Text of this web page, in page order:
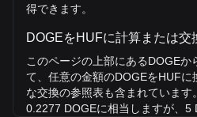
得できます。
DOGEをHUFに計算または交
このページの上部にあるDOGEか
て、任意の金額のDOGEをHUF
な交換の参照表も含まれています
0.2277 DOGEに相当しますが、5